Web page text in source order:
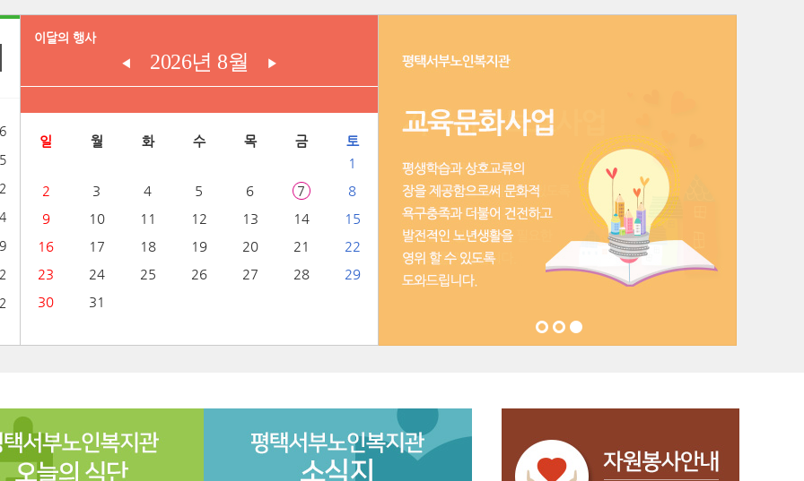
이달의 행사
◀
2026년 8월 ▶
일 월 화 수 목 금
토
1
2
3 4 5 6 7
8
9
10 11 12 13 14
15
16
17 18 19 20 21
22
23
24 25 26 27 28
29
30
31